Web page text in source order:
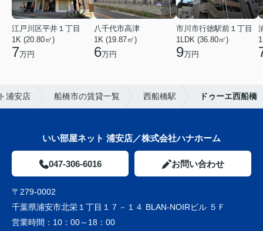
江戸川区平井１丁目
1K (20.80㎡)
7万円
八千代市高津
1K (19.87㎡)
6万円
市川市行徳駅前１丁目
1LDK (36.80㎡)
9万円
浦安店 船橋市の賃貸一覧 西船橋駅 ドゥーエ西船橋
いい部屋ネット 浦安店／株式会社ハナホーム
047-306-6016 お問い合わせ
〒279-0002
千葉県浦安市北栄１丁目１７－１４ BLAN-NOIRビル ５Ｆ
営業時間： 10：00～18：00